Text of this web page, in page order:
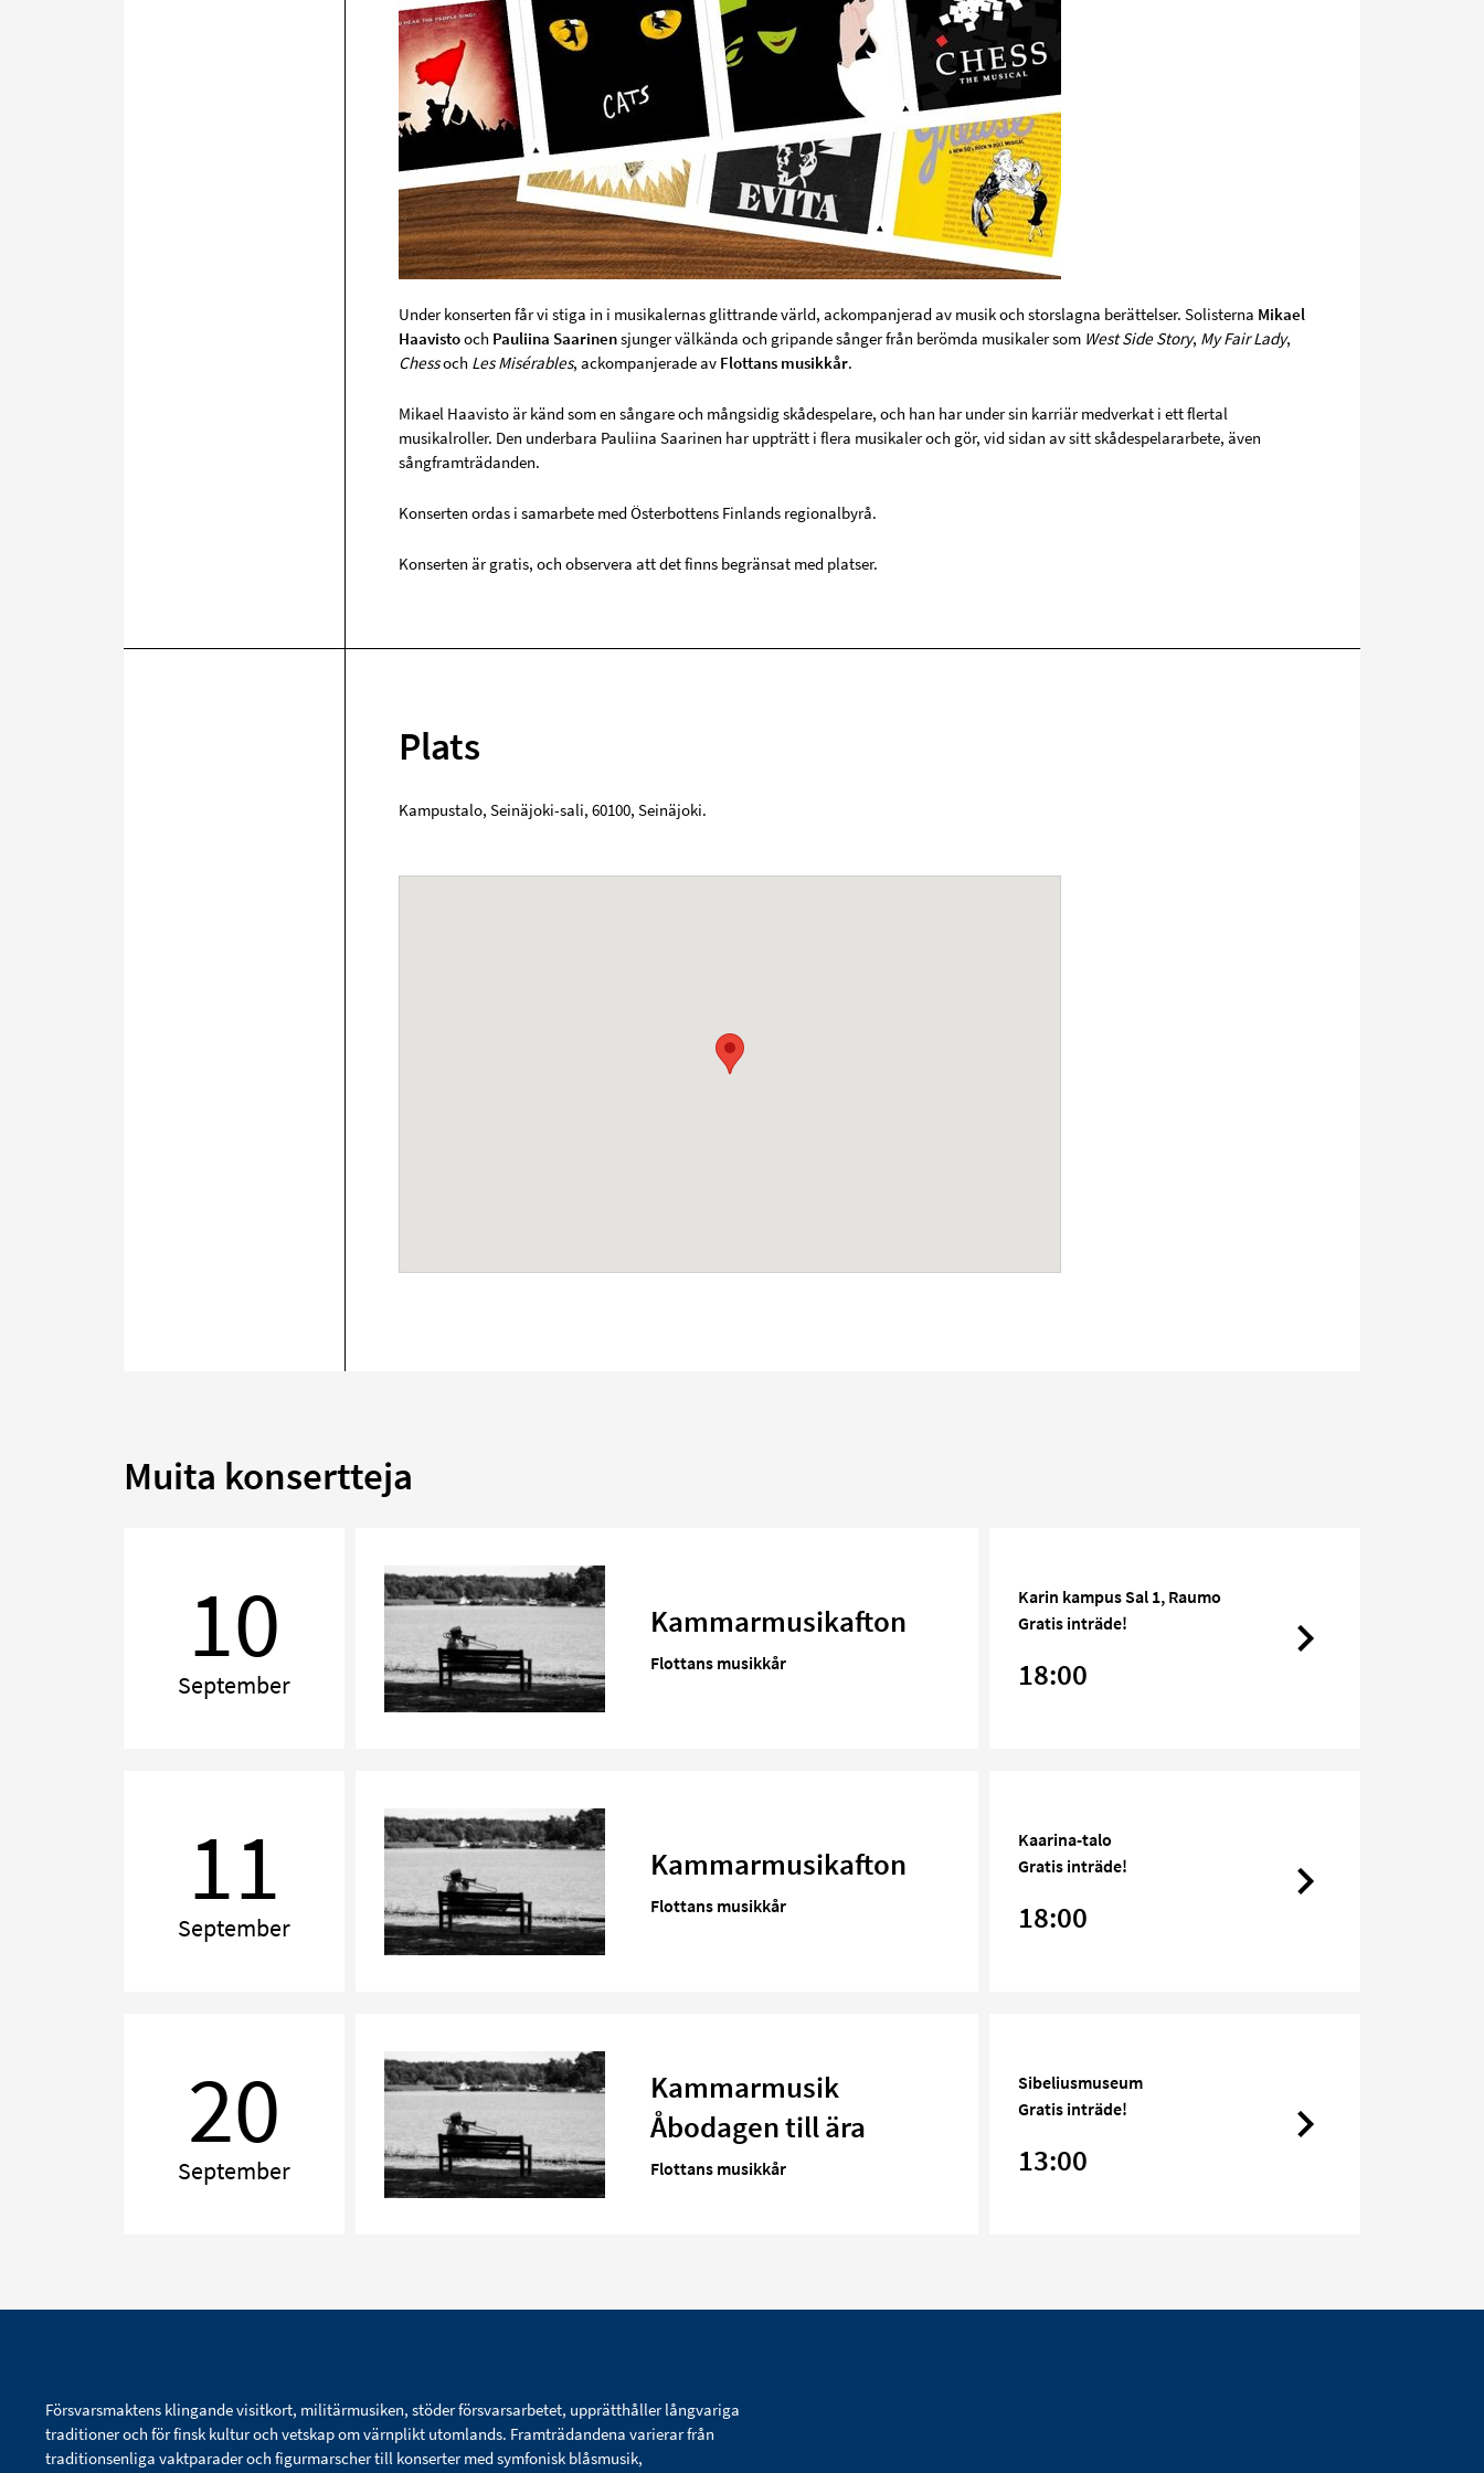
Under konserten får vi stiga in i musikalernas glittrande värld, ackompanjerad av musik och storslagna berättelser. Solisterna Mikael
Haavistooch Pauliina Saarinensjunger välkända och gripande sånger från berömda musikaler som West Side Story, My Fair Lady,
Chessoch Les Misérables, ackompanjerade av Flottans musikkår.
Mikael Haavisto är känd som en sångare och mångsidig skådespelare, och han har under sin karriär medverkat i ett flertal
musikalroller. Den underbara Pauliina Saarinen har uppträtt i flera musikaler och gör, vid sidan av sitt skådespelararbete, även
sångframträdanden.
Konserten ordas i samarbete med Österbottens Finlands regionalbyrå.
Konserten är gratis, och observera att det finns begränsat med platser.
Plats
Kampustalo, Seinäjoki-sali, 60100, Seinäjoki.
Muita konsertteja
10
September
Kammarmusikafton
Flottans musikkår
Karin kampus Sal 1, Raumo
Gratis inträde!
18:00
11
September
Kammarmusikafton
Flottans musikkår
Kaarina-talo
Gratis inträde!
18:00
20
September
Kammarmusik
Åbodagen till ära
Flottans musikkår
Sibeliusmuseum
Gratis inträde!
13:00
Försvarsmaktens klingande visitkort, militärmusiken, stöder försvarsarbetet, upprätthåller långvariga
traditioner och för finsk kultur och vetskap om värnplikt utomlands. Framträdandena varierar från
traditionsenliga vaktparader och figurmarscher till konserter med symfonisk blåsmusik,